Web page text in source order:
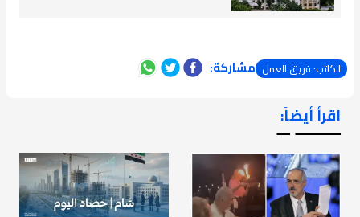
الكاتب: فريق العمل مشاركة:
اقرأ أيضاً:
ـــــــ ــ